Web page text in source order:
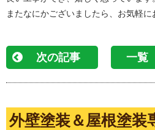
またなにかございましたら、お気軽に
次の記事 一覧
外壁塗装＆屋根塗装